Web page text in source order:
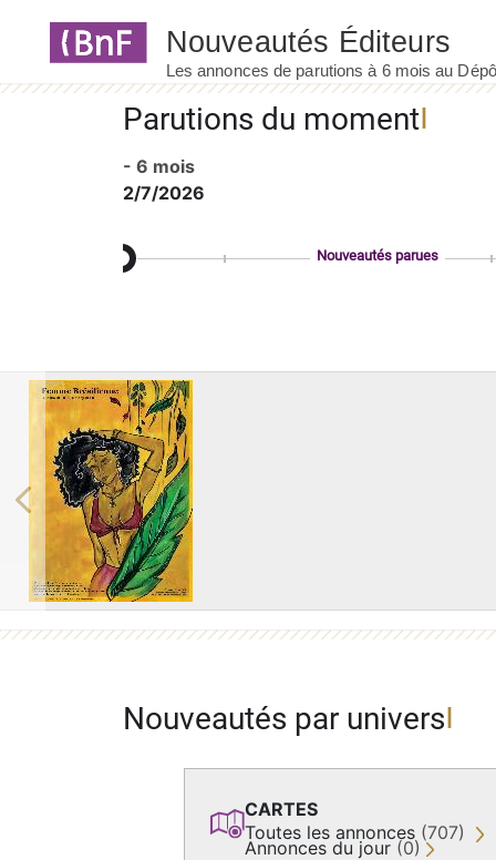
Parutions du moment
- 6 mois
2/7/2026
Nouveautés parues
Previous
Nouveautés par univers
CARTES
Toutes les annonces (707)
Annonces du jour (0)